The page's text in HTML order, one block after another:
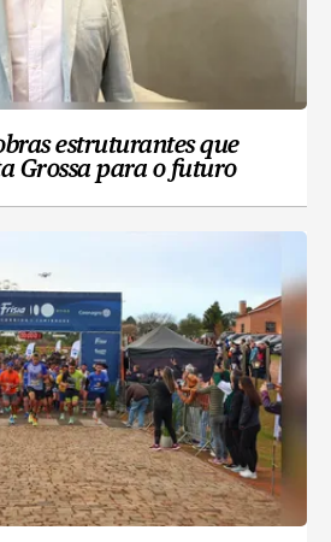
estruturantes que
Grossa para o futuro